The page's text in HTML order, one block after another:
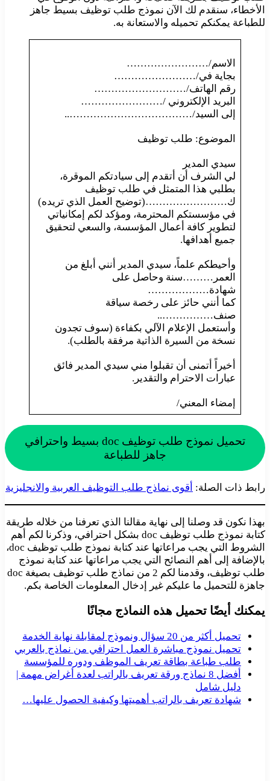
الأخطاء، سنقدم لك الآن نموذج طلب توظيف بسيط جاهز
للطباعة يمكنكم تحميله والاستعانة به.
الاسم/……………………
بجاية في/……………………
رقم الهاتف/………………………
البريد الإلكتروني /……………………
إلى السيد/………………………………..
الموضوع: طلب توظيف
سيدي المدير
لي الشرف أن أتقدم إلى سيادتكم الموقرة،
بطلبي هذا المتمثل في طلب توظيف
ك……………………(توضيح العمل الذي تريده)
في مؤسستكم المحترمة، ومؤكد لكم إمكانياتي
لتطوير كافة أعمال المؤسسة، والسعي لتحقيق
جميع أهدافها.
وأحيطكم علماً، سيدي المدير أنني أبلغ من
العمر………سنة وحاصل على
شهادة………………
كما أنني حائز على رخصة سياقة
صنف……………..
وأستعمل الإعلام الآلي بكفاءة (سوف تجدون
نسخة من السيرة الذاتية مرفقة بالطلب).
أخيراً أتمنى أن تقبلوا مني سيدي المدير فائق
عبارات الاحترام والتقدير.
إمضاء المعني/
تحميل نموذج طلب توظيف doc بسيط واحترافي
جاهز للطباعة
رابط ذات الصلة: أقوى نماذج طلب التوظيف العربية والانجليزية
بهذا نكون قد وصلنا إلى نهاية مقالنا الذي تعرفنا من خلاله طريقة
كتابة نموذج طلب توظيف doc بشكل احترافي، وذكرنا لكم أهم
الشروط التي يجب مراعاتها عند كتابة نموذج طلب توظيف doc،
بالإضافة إلى أهم النصائح التي يجب مراعاتها عند كتابة نموذج
طلب توظيف، وقدمنا لكم 2 من نماذج طلب توظيف بصيغة doc
جاهزة للتحميل ما عليكم غير إدخال المعلومات الخاصة بكم.
يمكنك أيضًا تحميل هذه النماذج مجانًا
تحميل أكثر من 20 سؤال ونموذج لمقابلة نهاية الخدمة
تحميل نموذج مباشرة العمل احترافي من نماذج بالعربي
طلب طباعة بطاقة تعريف الموظف ودوره للمؤسسة
أفضل 8 نماذج ورقة تعريف بالراتب لعدة أغراض مهمة |
دليل شامل
شهادة تعريف بالراتب أهميتها وكيفية الحصول عليها…